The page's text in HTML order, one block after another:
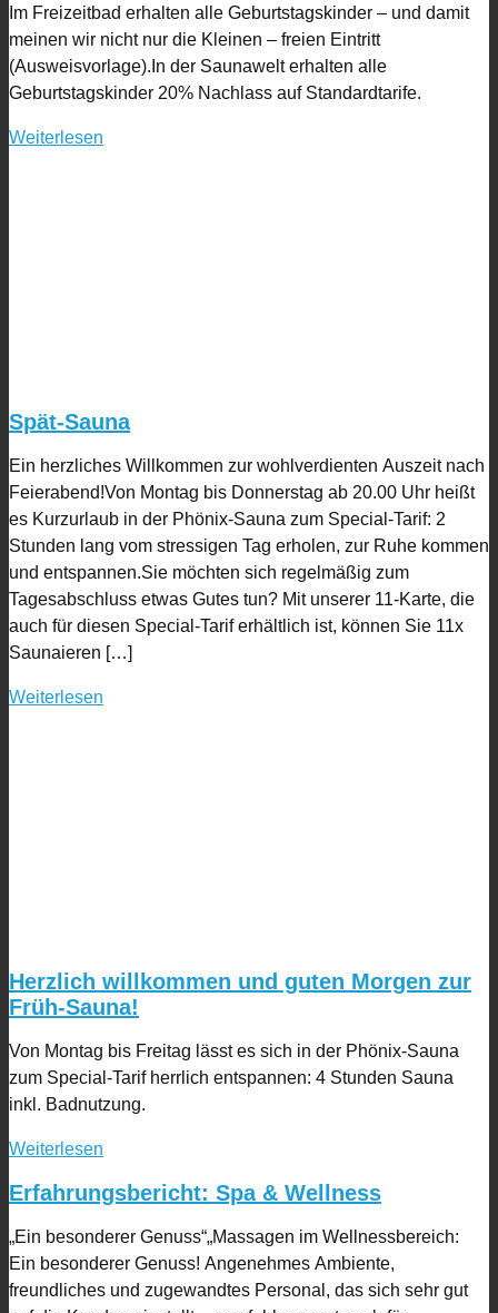
Im Freizeitbad erhalten alle Geburtstagskinder – und damit
meinen wir nicht nur die Kleinen – freien Eintritt
(Ausweisvorlage).In der Saunawelt erhalten alle
Geburtstagskinder 20% Nachlass auf Standardtarife.
Weiterlesen
Spät-Sauna
Ein herzliches Willkommen zur wohlverdienten Auszeit nach
Feierabend!Von Montag bis Donnerstag ab 20.00 Uhr heißt
es Kurzurlaub in der Phönix-Sauna zum Special-Tarif: 2
Stunden lang vom stressigen Tag erholen, zur Ruhe kommen
und entspannen.Sie möchten sich regelmäßig zum
Tagesabschluss etwas Gutes tun? Mit unserer 11-Karte, die
auch für diesen Special-Tarif erhältlich ist, können Sie 11x
Saunaieren […]
Weiterlesen
Herzlich willkommen und guten Morgen zur
Früh-Sauna!
Von Montag bis Freitag lässt es sich in der Phönix-Sauna
zum Special-Tarif herrlich entspannen: 4 Stunden Sauna
inkl. Badnutzung.
Weiterlesen
Erfahrungsbericht: Spa & Wellness
„Ein besonderer Genuss“„Massagen im Wellnessbereich:
Ein besonderer Genuss! Angenehmes Ambiente,
freundliches und zugewandtes Personal, das sich sehr gut